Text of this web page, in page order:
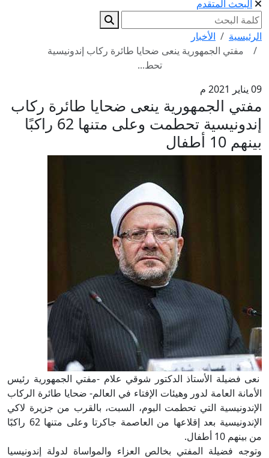
البحث المتقدم
الرئيسية
الأخبار
مفتي الجمهورية ينعى ضحايا طائرة ركاب إندونيسية
تحط...
09 يناير 2021 م
مفتي الجمهورية ينعى ضحايا طائرة ركاب
إندونيسية تحطمت وعلى متنها 62 راكبًا
بينهم 10 أطفال
نعى فضيلة الأستاذ الدكتور شوقي علام -مفتي الجمهورية رئيس
الأمانة العامة لدور وهيئات الإفتاء في العالم- ضحايا طائرة الركاب
الإندونيسية التي تحطمت اليوم، السبت، بالقرب من جزيرة لاكي
الإندونيسية بعد إقلاعها من العاصمة جاكرتا وعلى متنها 62 راكبًا
من بينهم 10 أطفال.
وتوجه فضيلة المفتي بخالص العزاء والمواساة لدولة إندونيسيا